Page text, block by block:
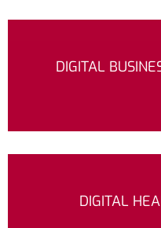
DIGITAL
DIGITAL